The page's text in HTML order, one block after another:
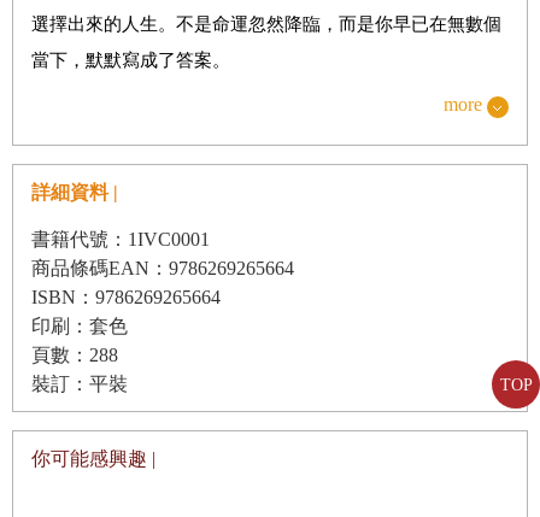
TOP
16 踏實的自信，才能換來情義相挺
17 問問自己，真有那麼不得已？
深信宇宙是豐盈的，時間與金錢就不再兩難
19 在節制欲望中，得到更完整的自由
20 慷慨是量力而為，不是勉強給予
21 與其最會賺錢，不如更懂得用錢
23 找到切換的節奏，讓作息更游刃有餘
24 成功的背後，累積著時間與耐性
26 付得起的浪漫，才不會傷感情
選擇出來的人生。不是命運忽然降臨，而是你早已在無數個
當下，默默寫成了答案。
而人生走到現在，不妨停下腳步，問問自己：是始終義無反
對被別人選擇的結果，拿到別人挑剩的東西。這時若能坦然
接受、記取教訓，或許還會一路好走；要是不甘願地對抗拉
扯，接下來的日子就很不好過。
很多人覺得身不由己，其實是懶得思考各種可能的選項，不
想對選擇負責；另一種情況，則是選項太多而不知所措，或
只想得到好處，卻不肯承擔割捨的代價， 乾脆就不做選擇。
人生真正的遺憾，從來不是做錯決定，而是始終不敢承認：
more
詳細資料 |
書籍代號：1IVC0001
商品條碼EAN：9786269265664
ISBN：9786269265664
印刷：套色
頁數：288
裝訂：平裝
你可能感興趣 |